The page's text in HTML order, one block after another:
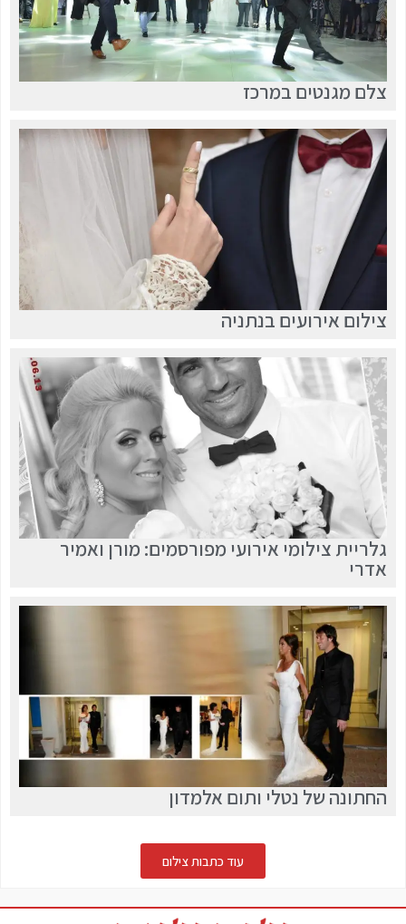
צלם מגנטים במרכז
צילום אירועים בנתניה
גלריית צילומי אירועי מפורסמים: מורן ואמיר
אדרי
החתונה של נטלי ותום אלמדון
עוד כתבות צילום